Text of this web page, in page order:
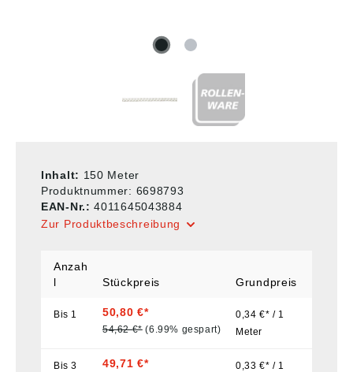
Inhalt: 150 Meter
Produktnummer: 6698793
EAN-Nr.:4011645043884
Zur Produktbeschreibung
Anzah
l
Stückpreis Grundpreis
Bis 1 50,80 €*
54,62 €* (6.99% gespart)
0,34 €* / 1
Meter
Bis3 49,71 €*
0,33 €* / 1